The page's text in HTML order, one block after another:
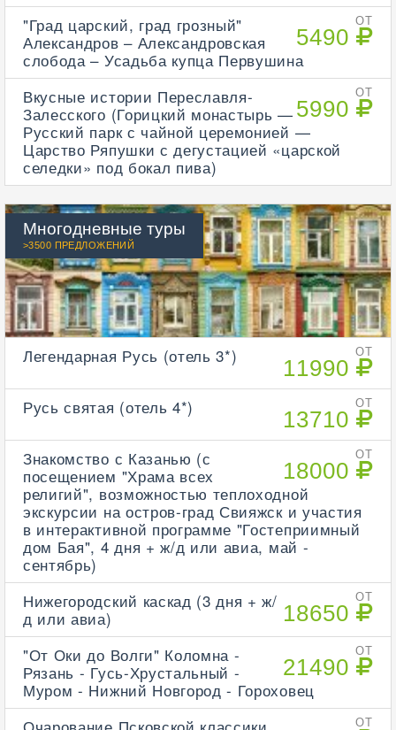
ОТ
5490
"Град царский, град грозный"
Александров – Александровская
слобода – Усадьба купца Первушина
ОТ
5990
Вкусные истории Переславля-
Залесского (Горицкий монастырь —
Русский парк с чайной церемонией —
Царство Ряпушки с дегустацией «царской
селедки» под бокал пива)
Многодневные туры
>3500 ПРЕДЛОЖЕНИЙ
ОТ
11990
Легендарная Русь (отель 3*)
ОТ
13710
Русь святая (отель 4*)
ОТ
18000
Знакомство с Казанью (с
посещением "Храма всех
религий", возможностью теплоходной
экскурсии на остров-град Свияжск и участия
в интерактивной программе "Гостеприимный
дом Бая", 4 дня + ж/д или авиа, май -
сентябрь)
ОТ
18650
Нижегородский каскад (3 дня + ж/
д или авиа)
ОТ
21490
"От Оки до Волги" Коломна -
Рязань - Гусь-Хрустальный -
Муром - Нижний Новгород - Гороховец
ОТ